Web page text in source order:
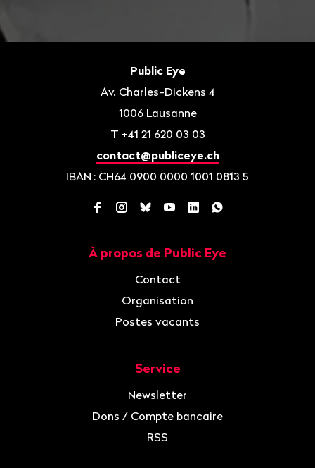
Public Eye
Av. Charles-Dickens 4
1006 Lausanne
T +41 21 620 03 03
contact@publiceye.ch
IBAN : CH64 0900 0000 1001 0813 5
Facebook
Instagram
BlueskyYouTube
LinkedInWhatsApp
À propos de Public Eye
Contact
Organisation
Postes vacants
Service
Newsletter
Dons / Compte bancaire
RSS